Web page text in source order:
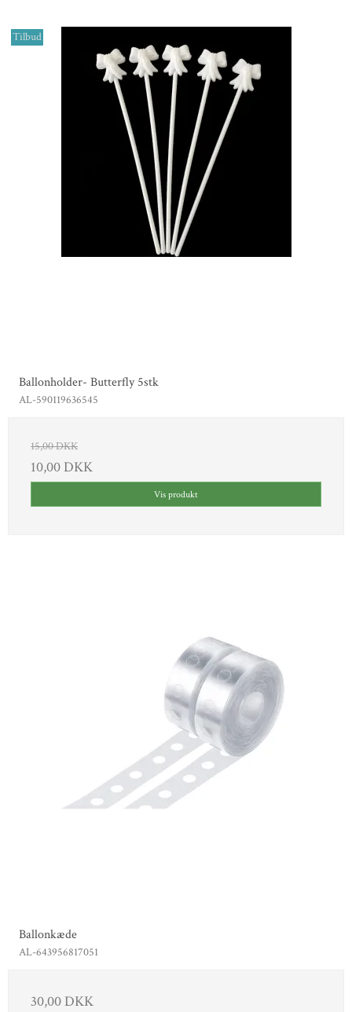
Tilbud
Ballonholder- Butterfly 5stk
AL-590119636545
15,00 DKK
10,00 DKK
Vis produkt
Ballonkæde
AL-643956817051
30,00 DKK